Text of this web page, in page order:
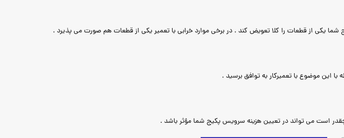
شما یکی از قطعات را کلا تعویض کند . در برخی موارد خرابی با تعمیر یکی از قطعات هم صورت می پذیرد .
این موضوع با تعمیرکار به توافق برسید .
است می تواند در تعیین هزینه سرویس پکیج شما مؤثر باشد .